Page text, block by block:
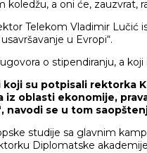
a oni će, zauzvrat,
Telekom Vladimir
u Evropi“.
o stipendiranju, a
koji su potpisali rektorka
oblasti ekonomije,
navodi se u tom
studije sa glavnim
Diplomatske